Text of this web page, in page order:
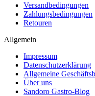
Versandbedingungen
Zahlungsbedingungen
Retouren
Allgemein
Impressum
Datenschutzerklärung
Allgemeine
Über uns
Sandoro Gastro-Blog